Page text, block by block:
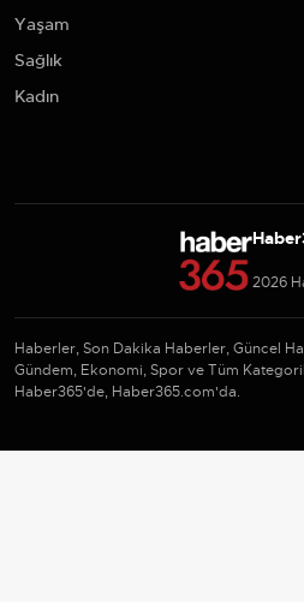
Yaşam
Sağlık
Kadın
2026
Haberler, Son Dakika Haberler, Güncel
Gündem, Ekonomi, Spor ve Tüm
Haber365'de, Haber365.com'da.